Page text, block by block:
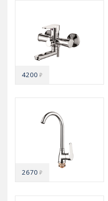
4200₽
2670₽